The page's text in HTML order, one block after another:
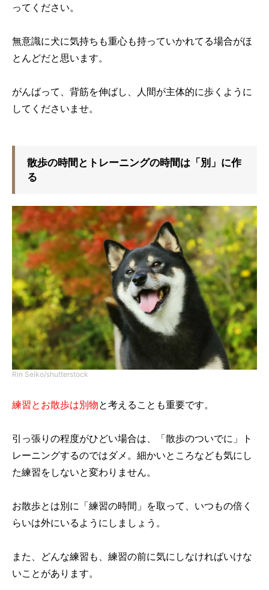
ってください。
無意識に犬に気持ちも重心も持っていかれてる場合がほ
とんどだと思います。
がんばって、背筋を伸ばし、人間が主体的に歩くように
してくださいませ。
散歩の時間とトレーニングの時間は「別」に作
る
Rin Seiko/shutterstock
練習とお散歩は別物と考えることも重要です。
引っ張りの程度がひどい場合は、「散歩のついでに」ト
レーニングするのではダメ。細かいところなども気にし
た練習をしないと変わりません。
お散歩とは別に「練習の時間」を取って、いつもの倍く
らいは外にいるようにしましょう。
また、どんな練習も、練習の前に気にしなければいけな
いことがあります。